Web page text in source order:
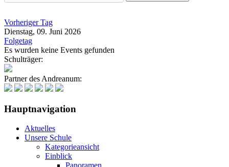
Vorheriger Tag
Dienstag, 09. Juni 2026
Folgetag
Es wurden keine Events gefunden
Schulträger:
Partner des Andreanum:
Hauptnavigation
Aktuelles
Unsere Schule
Kategorieansicht
Einblick